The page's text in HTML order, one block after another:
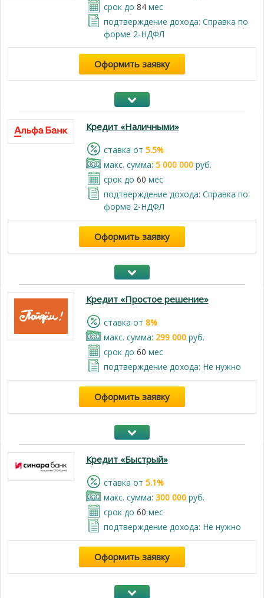
срок до 84мес
подтверждение дохода: Справка по
форме 2-НДФЛ
Оформить заявку
Кредит «Наличными»
cтавка от 5.5%
макс. сумма: 5 000 000руб.
срок до 60 мес
подтверждение дохода: Справка по
форме 2-НДФЛ
Оформить заявку
Кредит «Простое решение»
cтавка от 8%
макс. сумма: 299 000руб.
срок до 60 мес
подтверждение дохода: Не нужно
Оформить заявку
Кредит «Быстрый»
cтавка от 5.1%
макс. сумма: 300 000руб.
срок до 60 мес
подтверждение дохода: Не нужно
Оформить заявку